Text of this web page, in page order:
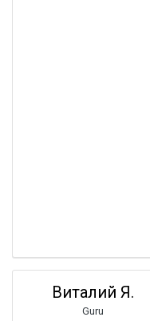
Виталий Я.
Guru